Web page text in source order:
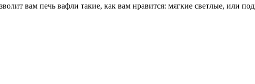
вам печь вафли такие, как вам нравится: мягкие светлые, или